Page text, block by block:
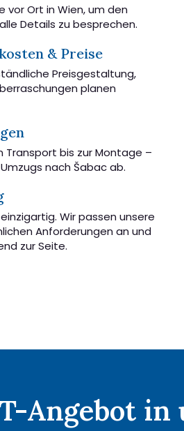
vor Ort in Wien, um den
Details zu besprechen.
& Preise
Preisgestaltung,
planen
Transport bis zur Montage –
nach Šabac ab.
Wir passen unsere
Anforderungen an und
zur Seite.
Angebot